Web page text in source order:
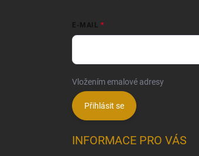
E-MAIL
Vložením emalové adresy
Přihlásit se
INFORMACE PRO VÁS